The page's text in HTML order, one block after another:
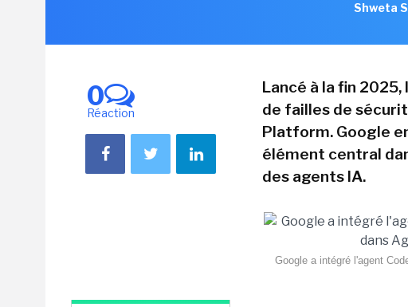
Shweta
0
Réaction
Lancé à la fin
de failles de
Platform. Google
élément central
des agents IA.
Google a intégré l'agent